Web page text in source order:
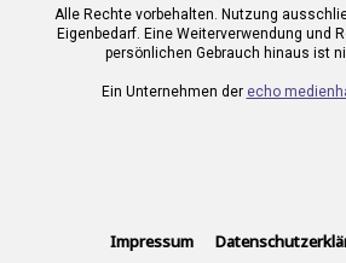
Alle Rechte vorbehalten. Nutzung
Eigenbedarf. Eine Weiterverwendung und
persönlichen Gebrauch hinaus ist
Ein Unternehmen der echo
Impressum